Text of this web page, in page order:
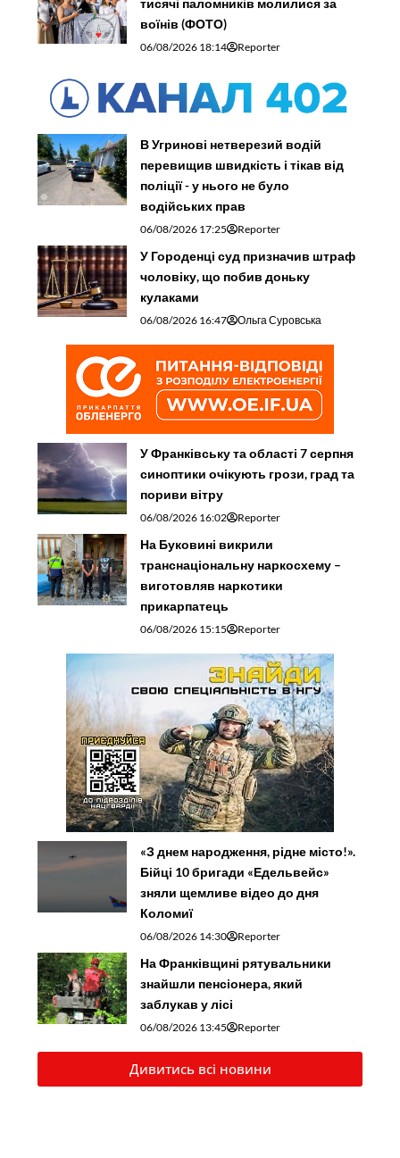
воїнів (ФОТО)
06/08/2026 18:14 Reporter
В Угринові нетверезий водій
перевищив швидкість і тікав від
поліції - у нього не було
водійських прав
06/08/2026 17:25 Reporter
У Городенці суд призначив штраф
чоловіку, що побив доньку
кулаками
06/08/2026 16:47 Ольга Суровська
У Франківську та області 7 серпня
синоптики очікують грози, град та
пориви вітру
06/08/2026 16:02 Reporter
На Буковині викрили
транснаціональну наркосхему –
виготовляв наркотики
прикарпатець
06/08/2026 15:15 Reporter
«З днем народження, рідне місто!».
Бійці 10 бригади «Едельвейс»
зняли щемливе відео до дня
Коломиї
06/08/2026 14:30 Reporter
На Франківщині рятувальники
знайшли пенсіонера, який
заблукав у лісі
06/08/2026 13:45 Reporter
Дивитись всі новини